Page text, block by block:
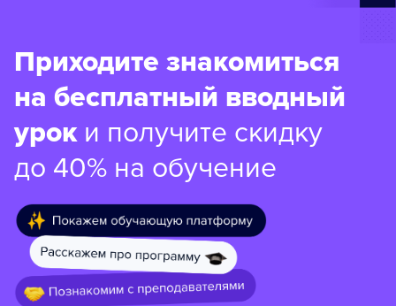
Приходите знакомиться
на бесплатный вводный
уроки получите скидку
до 40% на обучение